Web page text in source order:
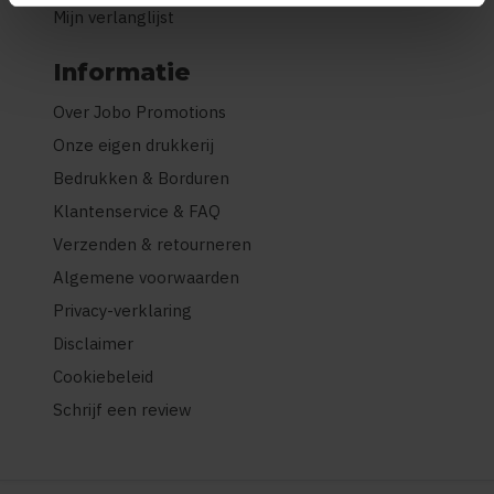
Mijn verlanglijst
Informatie
Over Jobo Promotions
Onze eigen drukkerij
Bedrukken & Borduren
Klantenservice & FAQ
Verzenden & retourneren
Algemene voorwaarden
Privacy-verklaring
Disclaimer
Cookiebeleid
Schrijf een review